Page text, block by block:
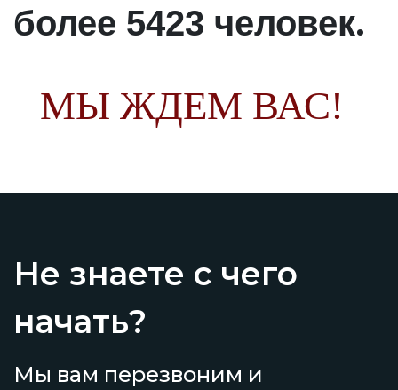
более 5423 человек.
МЫ ЖДЕМ ВАС!
Не знаете с чего
начать?
Мы вам перезвоним и